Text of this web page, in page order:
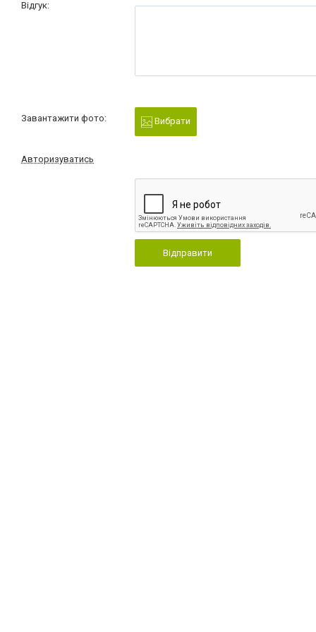
Відгук:
Завантажити фото: Вибрати
Авторизуватись
Відправити